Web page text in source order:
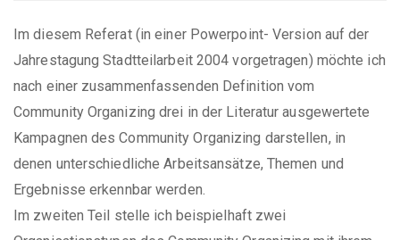
Im diesem Referat (in einer Powerpoint- Version auf der
Jahrestagung Stadtteilarbeit 2004 vorgetragen) möchte ich
nach einer zusammenfassenden Definition vom
Community Organizing drei in der Literatur ausgewertete
Kampagnen des Community Organizing darstellen, in
denen unterschiedliche Arbeitsansätze, Themen und
Ergebnisse erkennbar werden.
Im zweiten Teil stelle ich beispielhaft zwei